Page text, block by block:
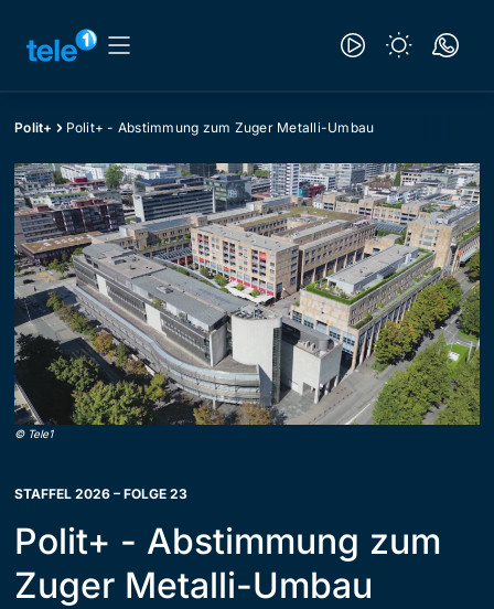
Polit+ Polit+ - Abstimmung zum Zuger Metalli-Umbau
© Tele1
STAFFEL 2026 – FOLGE 23
Polit+ - Abstimmung zum
Zuger Metalli-Umbau